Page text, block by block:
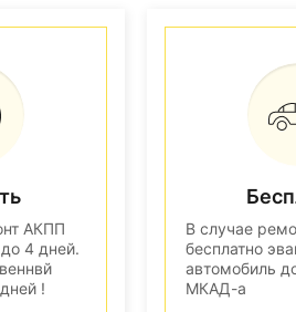
АКПП
4 дней.
!
В случае
бесплатно
автомобиль
МКАД-а